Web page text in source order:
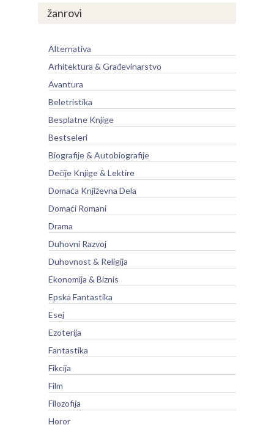
žanrovi
Alternativa
Arhitektura & Građevinarstvo
Avantura
Beletristika
Besplatne Knjige
Bestseleri
Biografije & Autobiografije
Dečije Knjige & Lektire
Domaća Književna Dela
Domaći Romani
Drama
Duhovni Razvoj
Duhovnost & Religija
Ekonomija & Biznis
Epska Fantastika
Esej
Ezoterija
Fantastika
Fikcija
Film
Filozofija
Horor